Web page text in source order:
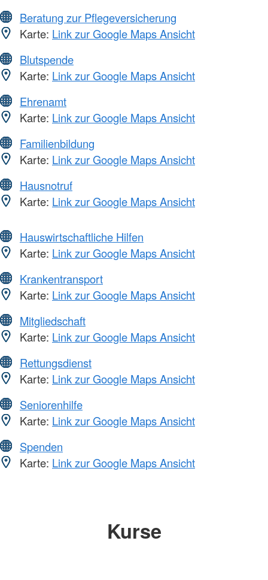
Beratung zur Pflegeversicherung
Karte: Link zur Google Maps Ansicht
Blutspende
Karte: Link zur Google Maps Ansicht
Ehrenamt
Karte: Link zur Google Maps Ansicht
Familienbildung
Karte: Link zur Google Maps Ansicht
Hausnotruf
Karte: Link zur Google Maps Ansicht
Hauswirtschaftliche Hilfen
Karte: Link zur Google Maps Ansicht
Krankentransport
Karte: Link zur Google Maps Ansicht
Mitgliedschaft
Karte: Link zur Google Maps Ansicht
Rettungsdienst
Karte: Link zur Google Maps Ansicht
Seniorenhilfe
Karte: Link zur Google Maps Ansicht
Spenden
Karte: Link zur Google Maps Ansicht
Kurse